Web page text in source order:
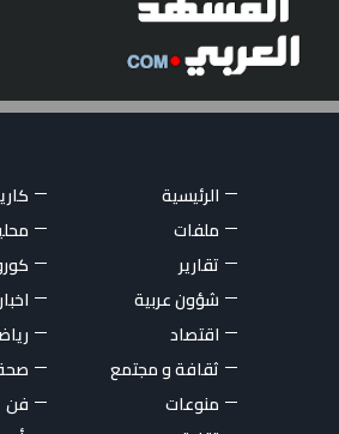
الرئيسية
ملفات
تقارير
شؤون عربية
اقتصاد
ثقافة و مجتمع
منوعات
فن